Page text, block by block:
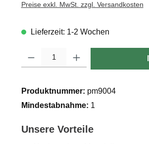
Preise exkl. MwSt. zzgl. Versandkosten
Lieferzeit: 1-2 Wochen
Produktnummer: pm9004
Mindestabnahme: 1
Unsere Vorteile